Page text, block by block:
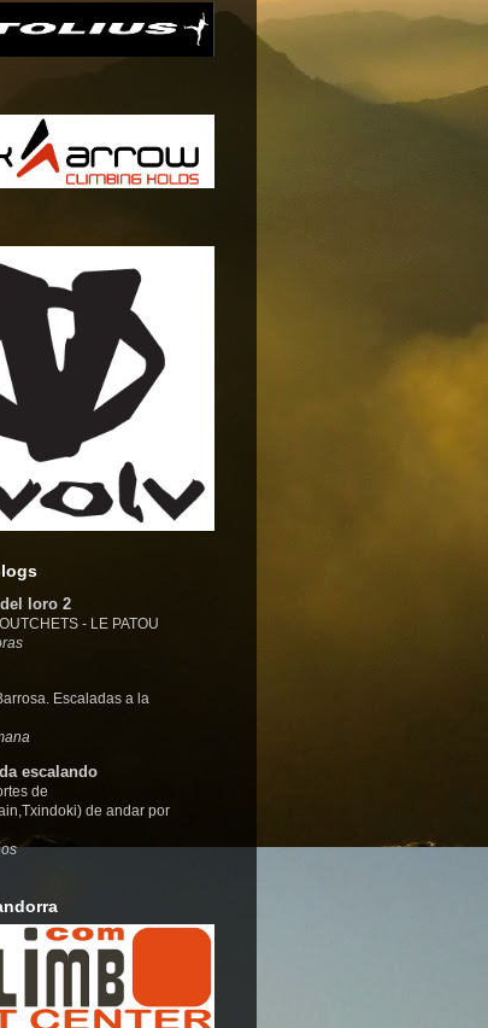
loro 2
- LE PATOU
Escaladas a la
escalando
de
de andar por